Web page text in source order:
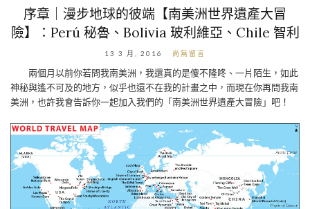
序章｜漫步地球的彼端【南美洲世界遺產大冒
險】：Perú 秘魯、Bolivia 玻利維亞、Chile 智利
13 3 月, 2016 尚無留言
兩個月以前你若問我南美洲，我還真的是傻不隆咚、一片陌生，如此
神秘與遙不可及的地方，似乎也還不在我的計畫之中，而現在你再問我南
美洲，也許我會告訴你一起加入我們的「南美洲世界遺產大冒險」吧！